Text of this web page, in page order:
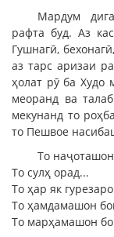
Мардум
рафта буд. Аз
Гушнагӣ,
аз тарс аризаи
ҳолат рӯ ба Худо
меоранд ва
мекунанд то
то Пешвое
То
То сулҳ орад...
То ҳар як
То ҳамдамашон
То марҳамашон